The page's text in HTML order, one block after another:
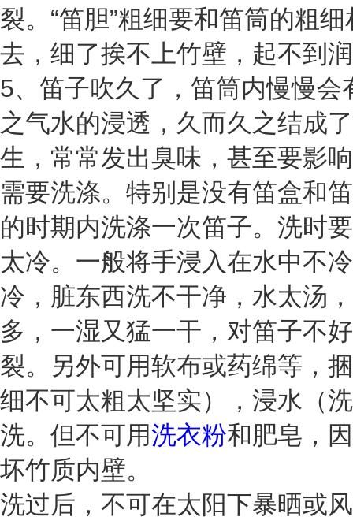
裂。“笛胆”粗细要和笛筒的粗
去，细了挨不上竹壁，起不到
5、笛子吹久了，笛筒内慢慢会
之气水的浸透，久而久之结成
生，常常发出臭味，甚至要影
需要洗涤。特别是没有笛盒和
的时期内洗涤一次笛子。洗时
太冷。一般将手浸入在水中不
冷，脏东西洗不干净，水太汤
多，一湿又猛一干，对笛子不
裂。另外可用软布或药绵等，
细不可太粗太坚实），浸水（
洗。但不可用洗衣粉和肥皂，
坏竹质内壁。
洗过后，不可在太阳下暴晒或